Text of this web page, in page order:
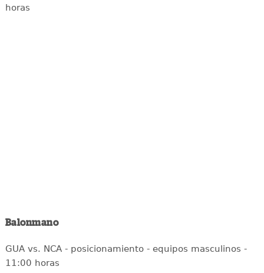
horas
Balonmano
GUA vs. NCA - posicionamiento - equipos masculinos -
11:00 horas